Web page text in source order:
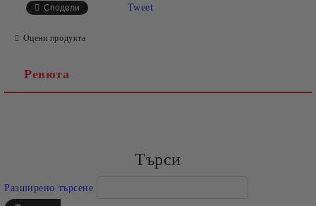
Сподели Tweet
Оцени продукта
Ревюта
Търси
Разширено търсене